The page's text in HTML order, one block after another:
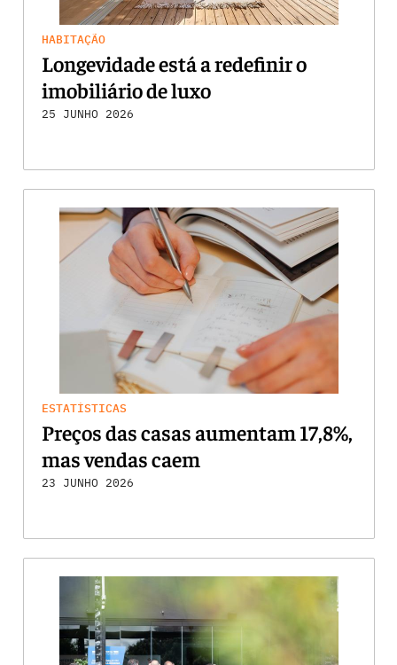
HABITAÇÃO
Longevidade está a redefinir o
imobiliário de luxo
25 JUNHO 2026
ESTATÍSTICAS
Preços das casas aumentam 17,8%,
mas vendas caem
23 JUNHO 2026